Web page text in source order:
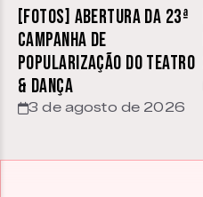
[FOTOS] Abertura da 23ª
Campanha de
Popularização do Teatro
& Dança
3 de agosto de 2026